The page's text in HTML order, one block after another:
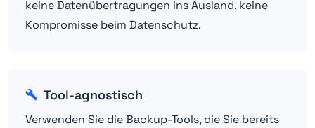
keine Datenübertragungen ins Ausland, keine
Kompromisse beim Datenschutz.
Tool-agnostisch
Verwenden Sie die Backup-Tools, die Sie bereits